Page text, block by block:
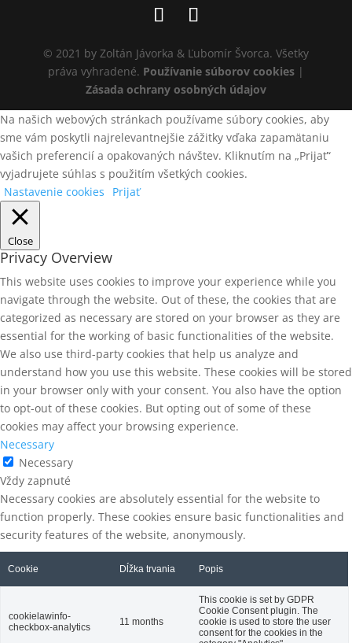
© 2021 by Zoltán Jávorka & Ľubomír Švorca. Všetky
práva vyhradené. Používanie súborov cookies|
Zásada ochrany osobných údajov
Na našich webových stránkach používame súbory cookies, aby
sme vám poskytli najrelevantnejšie zážitky vďaka zapamätaniu
vašich preferencií a opakovaných návštev. Kliknutím na „Prijať“
vyjadrujete súhlas s použitím všetkých cookies.
Nastavenie cookies
Prijať
Close
Privacy Overview
This website uses cookies to improve your experience while you
navigate through the website. Out of these, the cookies that are
categorized as necessary are stored on your browser as they are
essential for the working of basic functionalities of the website.
We also use third-party cookies that help us analyze and
understand how you use this website. These cookies will be stored
in your browser only with your consent. You also have the option
to opt-out of these cookies. But opting out of some of these
cookies may affect your browsing experience.
Necessary
Necessary
Vždy zapnuté
Necessary cookies are absolutely essential for the website to
function properly. These cookies ensure basic functionalities and
security features of the website, anonymously.
Cookie Dĺžka trvania Popis
cookielawinfo-
checkbox-analytics
11 months
This cookie is set by GDPR
Cookie Consent plugin. The
cookie is used to store the user
consent for the cookies in the